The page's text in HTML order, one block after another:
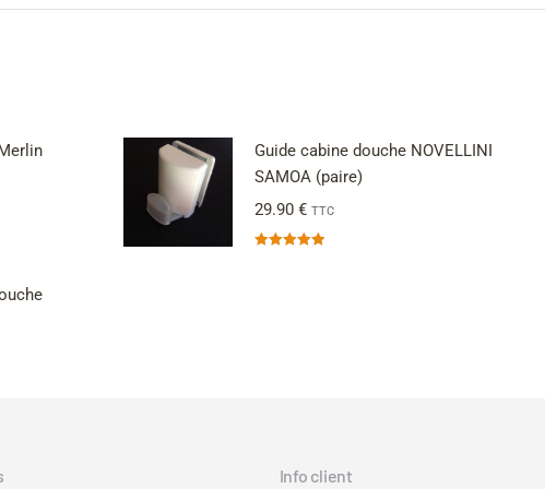
Guide cabine douche NOVELLINI
SAMOA (paire)
29.90 € TTC
Info client